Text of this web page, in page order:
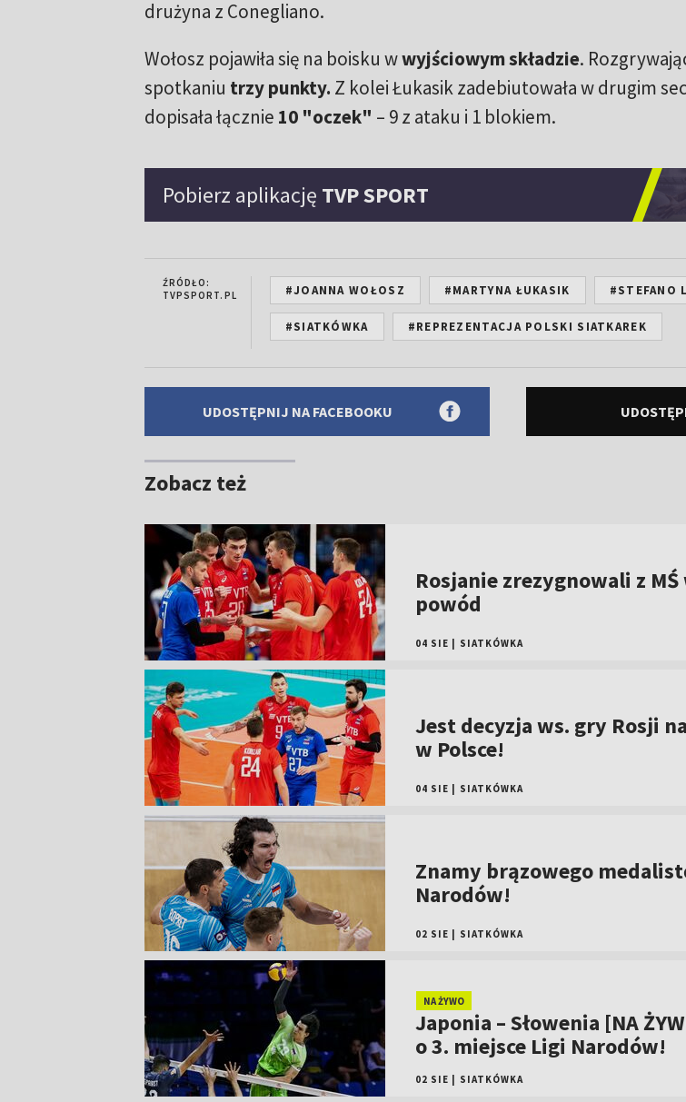
drużyna z Conegliano.
Wołosz pojawiła się na boisku wwyjściowym składzie.
spotkaniu trzy punkty. Z kolei Łukasik zadebiutowała w drugim
dopisała łącznie 10 "oczek" – 9 z ataku i 1 blokiem.
Pobierz aplikację TVP SPORT
ŹRÓDŁO:
TVPSPORT.PL
#JOANNA WOŁOSZ #MARTYNA ŁUKASIK #STEFANO
#SIATKÓWKA #REPREZENTACJA POLSKI SIATKAREK
UDOSTĘPNIJ NA FACEBOOKU
Zobacz też
Rosjanie zrezygnowali z MŚ
powód
04 SIE SIATKÓWKA
Jest decyzja ws. gry Rosji
w Polsce!
04 SIE SIATKÓWKA
Znamy brązowego
Narodów!
02 SIE SIATKÓWKA
NA ŻYWO
Japonia – Słowenia [NA
o 3. miejsce Ligi Narodów!
02 SIE SIATKÓWKA